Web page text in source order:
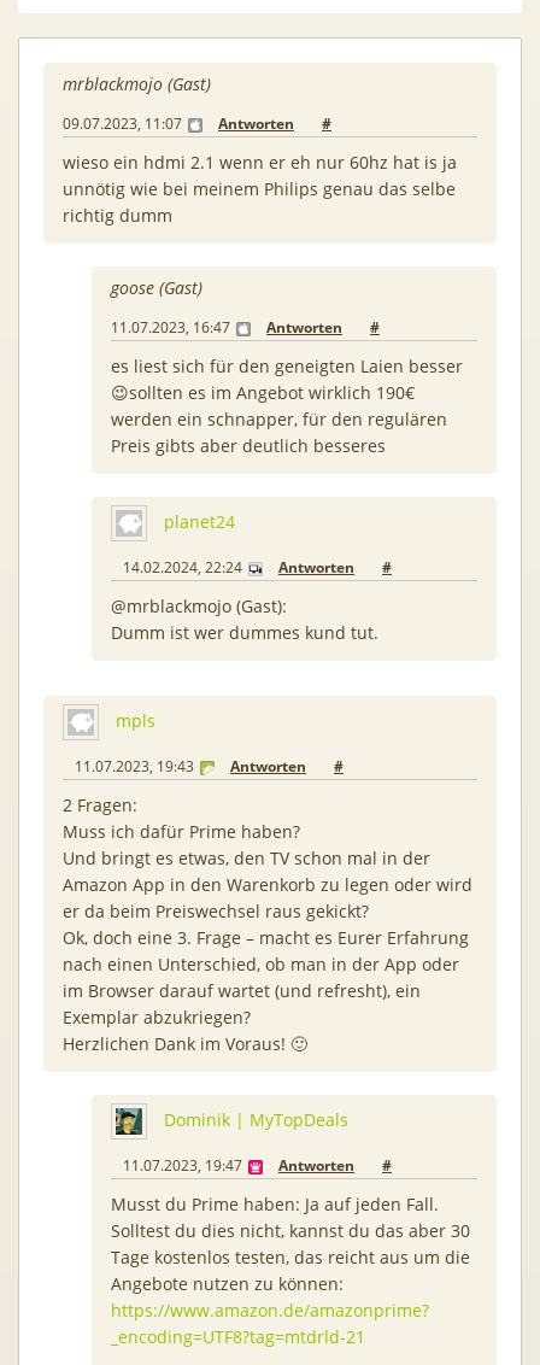
mrblackmojo (Gast)
09.07.2023, 11:07 Antworten #
wieso ein hdmi 2.1 wenn er eh nur 60hz hat is ja
unnötig wie bei meinem Philips genau das selbe
richtig dumm
goose (Gast)
11.07.2023, 16:47 Antworten #
es liest sich für den geneigten Laien besser
😉sollten es im Angebot wirklich 190€
werden ein schnapper, für den regulären
Preis gibts aber deutlich besseres
planet24
14.02.2024, 22:24 Antworten #
@mrblackmojo (Gast):
Dumm ist wer dummes kund tut.
mpls
11.07.2023, 19:43 Antworten #
2 Fragen:
Muss ich dafür Prime haben?
Und bringt es etwas, den TV schon mal in der
Amazon App in den Warenkorb zu legen oder wird
er da beim Preiswechsel raus gekickt?
Ok, doch eine 3. Frage – macht es Eurer Erfahrung
nach einen Unterschied, ob man in der App oder
im Browser darauf wartet (und refresht), ein
Exemplar abzukriegen?
Herzlichen Dank im Voraus! 🙂
Dominik | MyTopDeals
11.07.2023, 19:47 Antworten #
Musst du Prime haben: Ja auf jeden Fall.
Solltest du dies nicht, kannst du das aber 30
Tage kostenlos testen, das reicht aus um die
Angebote nutzen zu können:
https://www.amazon.de/amazonprime?
_encoding=UTF8?tag=mtdrld-21